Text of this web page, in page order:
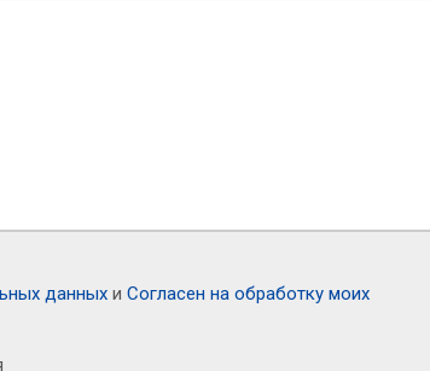
данных и Согласен на обработку моих